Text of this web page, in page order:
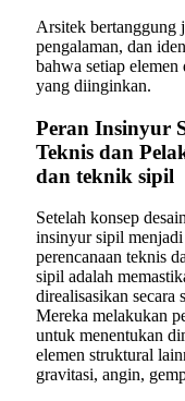
Arsitek bertanggung
pengalaman, dan
bahwa setiap
yang diinginkan.
Peran Insinyur
Teknis dan
dan teknik sipil
Setelah konsep
insinyur sipil menjadi
perencanaan teknis
sipil adalah
direalisasikan secara
Mereka melakukan
untuk menentukan
elemen struktural
gravitasi, angin,